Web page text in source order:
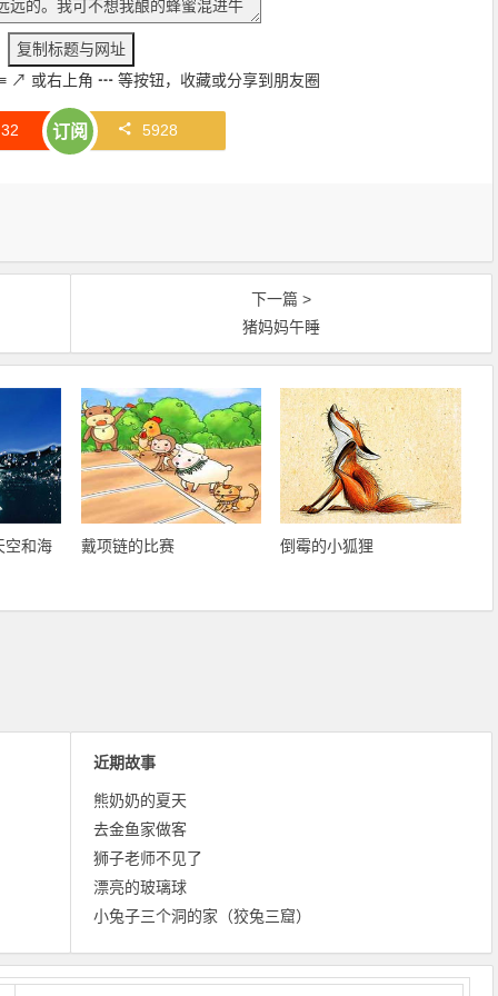
↗ 或右上角 ┅等按钮，收藏或分享到朋友圈
32 订阅 5928
下一篇 >
猪妈妈午睡
空和海 戴项链的比赛 倒霉的小狐狸
近期故事
熊奶奶的夏天
去金鱼家做客
狮子老师不见了
漂亮的玻璃球
小兔子三个洞的家（狡兔三窟）